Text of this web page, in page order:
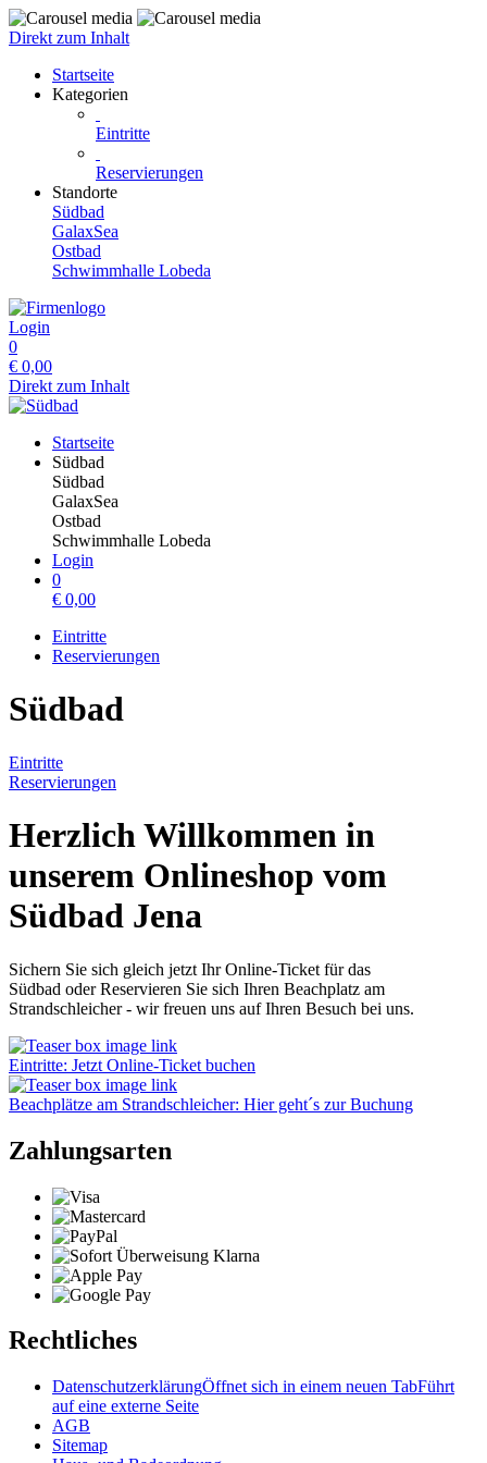
Direkt zum Inhalt
Startseite
Kategorien
Eintritte
Reservierungen
Standorte
Südbad
GalaxSea
Ostbad
Schwimmhalle Lobeda
Login
0
€ 0,00
Direkt zum Inhalt
Startseite
Südbad
Südbad
GalaxSea
Ostbad
Schwimmhalle Lobeda
Login
0
€ 0,00
Eintritte
Reservierungen
Südbad
Eintritte
Reservierungen
Herzlich Willkommen in
unserem Onlineshop vom
Südbad Jena
Sichern Sie sich gleich jetzt Ihr Online-Ticket für das
Südbad oder Reservieren Sie sich Ihren Beachplatz am
Strandschleicher - wir freuen uns auf Ihren Besuch bei uns.
Eintritte: Jetzt Online-Ticket buchen
Beachplätze am Strandschleicher: Hier geht´s zur Buchung
Zahlungsarten
Rechtliches
DatenschutzerklärungÖffnet sich in einem neuen TabFührt
auf eine externe Seite
AGB
Sitemap